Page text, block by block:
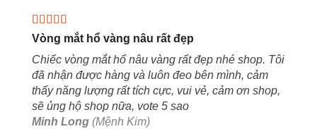
Vòng mắt hổ vàng nâu rất đẹp
Chiếc vòng mắt hổ nâu vàng rất đẹp nhé shop. Tôi
đã nhận được hàng và luôn đeo bên mình, cảm
thấy năng lượng rất tích cực, vui vẻ, cảm ơn shop,
sẽ ủng hộ shop nữa, vote 5 sao
Minh Long (Mệnh Kim)